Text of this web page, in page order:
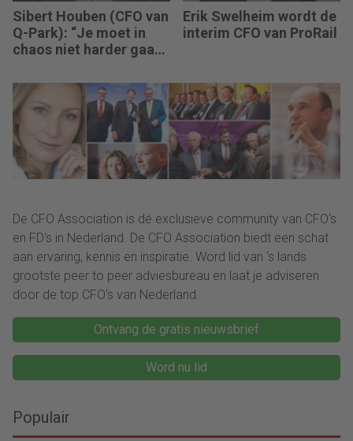
Sibert Houben (CFO van
Q-Park): “Je moet in
chaos niet harder gaan
naar de fundamenten.”
Erik Swelheim wordt de
interim CFO van ProRail
De CFO Association is dé exclusieve community van CFO's
en FD's in Nederland. De CFO Association biedt een schat
aan ervaring, kennis en inspiratie. Word lid van ‘s lands
grootste peer to peer adviesbureau en laat je adviseren
door de top CFO's van Nederland.
Ontvang de gratis nieuwsbrief
Word nu lid
Populair